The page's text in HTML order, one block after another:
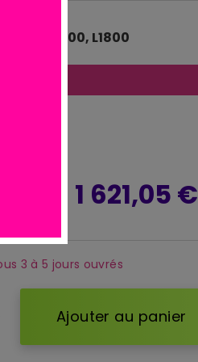
700, L1800
1 621,05 €
3 à 5 jours ouvrés
Ajouter au panier